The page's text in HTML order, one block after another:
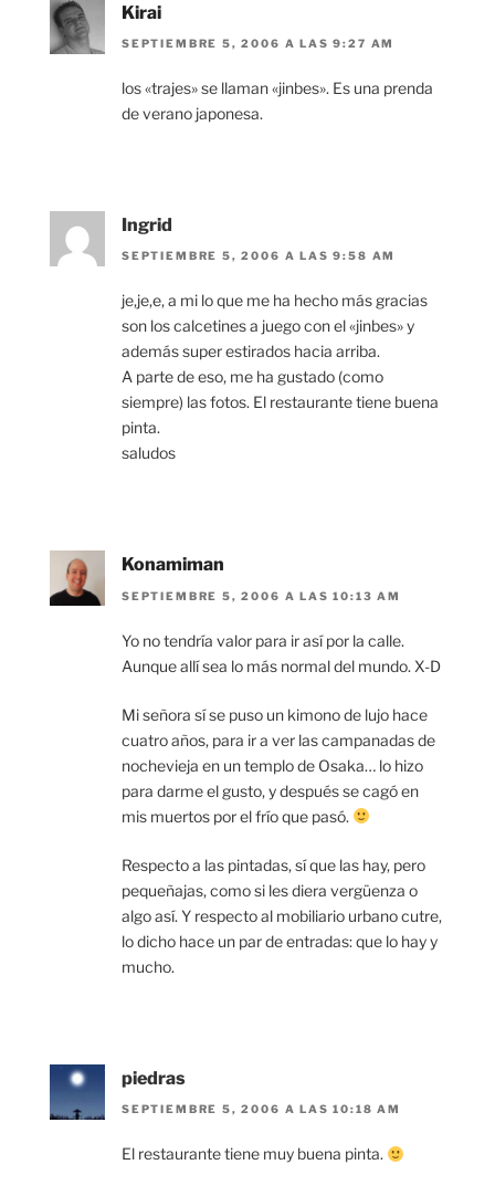
Kirai
SEPTIEMBRE 5, 2006 A LAS 9:27 AM
los «trajes» se llaman «jinbes». Es una prenda
de verano japonesa.
Ingrid
SEPTIEMBRE 5, 2006 A LAS 9:58 AM
je,je,e, a mi lo que me ha hecho más gracias
son los calcetines a juego con el «jinbes» y
además super estirados hacia arriba.
A parte de eso, me ha gustado (como
siempre) las fotos. El restaurante tiene buena
pinta.
saludos
Konamiman
SEPTIEMBRE 5, 2006 A LAS 10:13 AM
Yo no tendría valor para ir así por la calle.
Aunque allí sea lo más normal del mundo. X-D
Mi señora sí se puso un kimono de lujo hace
cuatro años, para ir a ver las campanadas de
nochevieja en un templo de Osaka… lo hizo
para darme el gusto, y después se cagó en
mis muertos por el frío que pasó.
Respecto a las pintadas, sí que las hay, pero
pequeñajas, como si les diera vergüenza o
algo así. Y respecto al mobiliario urbano cutre,
lo dicho hace un par de entradas: que lo hay y
mucho.
piedras
SEPTIEMBRE 5, 2006 A LAS 10:18 AM
El restaurante tiene muy buena pinta.